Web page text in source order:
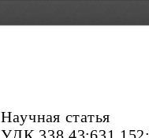
Научная статья
УДК